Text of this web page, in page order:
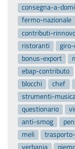
consegna-a-
fermo-nazionale
contributi-
ristoranti
bonus-export
ebap-contributo
blocchi
chef
strumenti-
questionario
anti-smog
meli